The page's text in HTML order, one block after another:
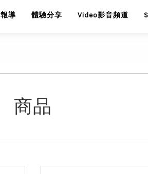
導 體驗分享 Video影音頻道
商品